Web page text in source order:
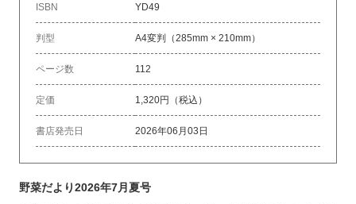
ISBN YD49
判型 A4変判（285mm × 210mm）
ページ数 112
定価 1,320円（税込）
書店発売日 2026年06月03日
野菜だより2026年7月夏号